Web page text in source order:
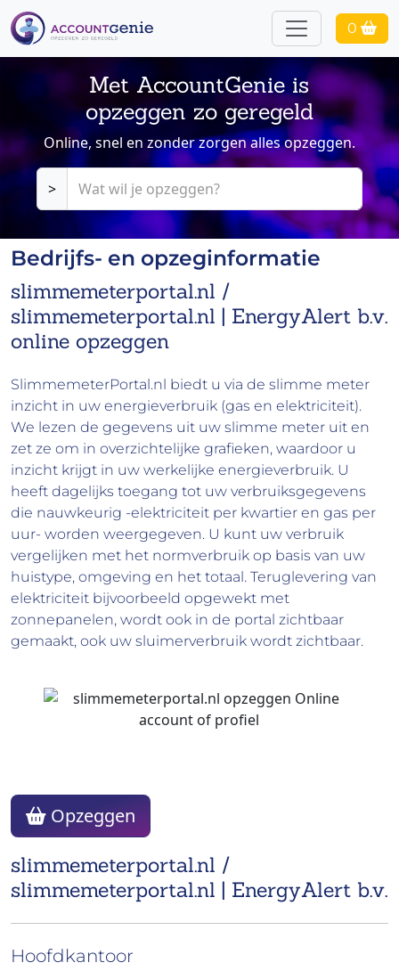
0
Met AccountGenie is
opzeggen zo geregeld
Online, snel en zonder zorgen alles opzeggen.
>
Bedrijfs- en opzeginformatie
slimmemeterportal.nl /
slimmemeterportal.nl | EnergyAlert b.v.
online opzeggen
SlimmemeterPortal.nl biedt u via de slimme meter
inzicht in uw energieverbruik (gas en elektriciteit).
We lezen de gegevens uit uw slimme meter uit en
zet ze om in overzichtelijke grafieken, waardoor u
inzicht krijgt in uw werkelijke energieverbruik. U
heeft dagelijks toegang tot uw verbruiksgegevens
die nauwkeurig -elektriciteit per kwartier en gas per
uur- worden weergegeven. U kunt uw verbruik
vergelijken met het normverbruik op basis van uw
huistype, omgeving en het totaal. Teruglevering van
elektriciteit bijvoorbeeld opgewekt met
zonnepanelen, wordt ook in de portal zichtbaar
gemaakt, ook uw sluimerverbruik wordt zichtbaar.
slimmemeterportal.nl /
slimmemeterportal.nl | EnergyAlert b.v.
Opzeggen
Hoofdkantoor